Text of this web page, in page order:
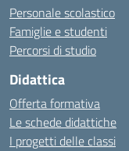
Personale scolastico
Famiglie e studenti
Percorsi di studio
Didattica
Offerta formativa
Le schede didattiche
I progetti delle classi